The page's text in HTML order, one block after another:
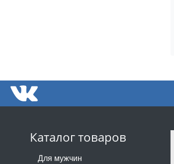
Каталог товаров
Для мужчин